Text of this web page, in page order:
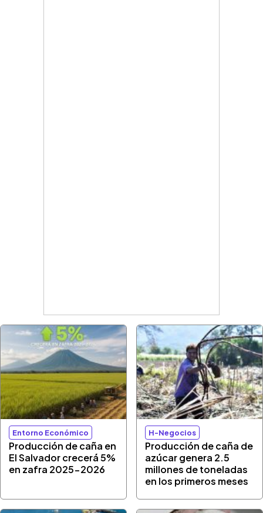
Entorno Económico
Producción de caña en
El Salvador crecerá 5%
en zafra 2025-2026
H-Negocios
Producción de caña de
azúcar genera 2.5
millones de toneladas
en los primeros meses